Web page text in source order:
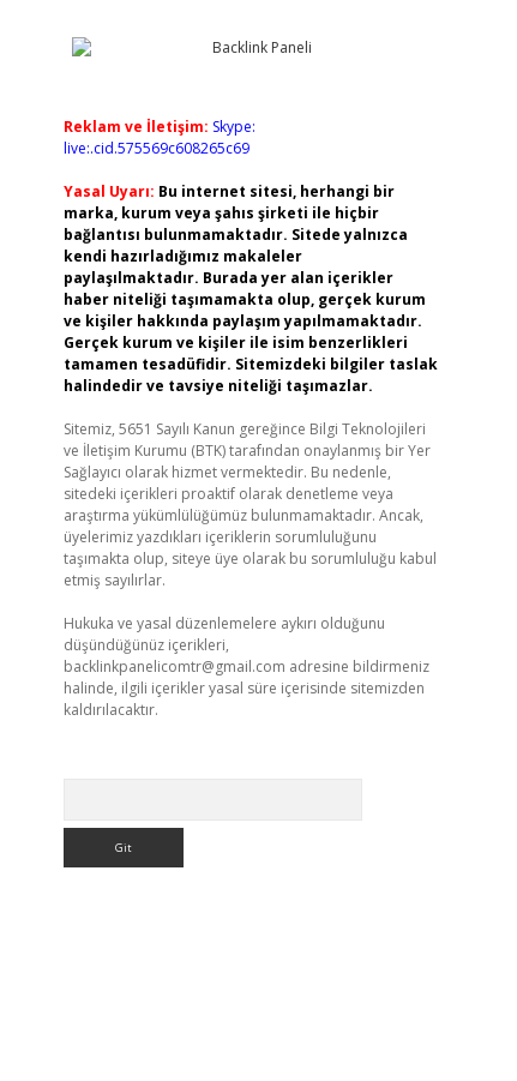
Reklam ve İletişim: Skype:
live:.cid.575569c608265c69
Yasal Uyarı: Bu internet sitesi, herhangi bir
marka, kurum veya şahıs şirketi ile hiçbir
bağlantısı bulunmamaktadır. Sitede yalnızca
kendi hazırladığımız makaleler
paylaşılmaktadır. Burada yer alan içerikler
haber niteliği taşımamakta olup, gerçek kurum
ve kişiler hakkında paylaşım yapılmamaktadır.
Gerçek kurum ve kişiler ile isim benzerlikleri
tamamen tesadüfidir. Sitemizdeki bilgiler taslak
halindedir ve tavsiye niteliği taşımazlar.
Sitemiz, 5651 Sayılı Kanun gereğince Bilgi Teknolojileri
ve İletişim Kurumu (BTK) tarafından onaylanmış bir Yer
Sağlayıcı olarak hizmet vermektedir. Bu nedenle,
sitedeki içerikleri proaktif olarak denetleme veya
araştırma yükümlülüğümüz bulunmamaktadır. Ancak,
üyelerimiz yazdıkları içeriklerin sorumluluğunu
taşımakta olup, siteye üye olarak bu sorumluluğu kabul
etmiş sayılırlar.
Hukuka ve yasal düzenlemelere aykırı olduğunu
düşündüğünüz içerikleri,
backlinkpanelicomtr@gmail.com adresine bildirmeniz
halinde, ilgili içerikler yasal süre içerisinde sitemizden
kaldırılacaktır.